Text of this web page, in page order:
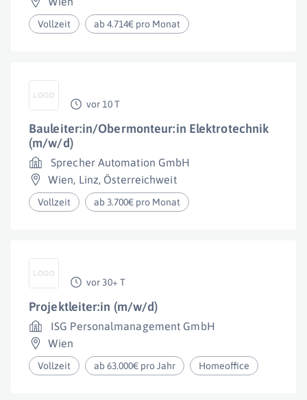
Vollzeit ab 4.714€ pro Monat
vor 10 T
Bauleiter:in/Obermonteur:in Elektrotechnik
(m/w/d)
Sprecher Automation GmbH
Wien, Linz, Österreichweit
Vollzeit ab 3.700€ pro Monat
vor 30+ T
Projektleiter:in (m/w/d)
ISG Personalmanagement GmbH
Wien
Vollzeit ab 63.000€ pro Jahr Homeoffice